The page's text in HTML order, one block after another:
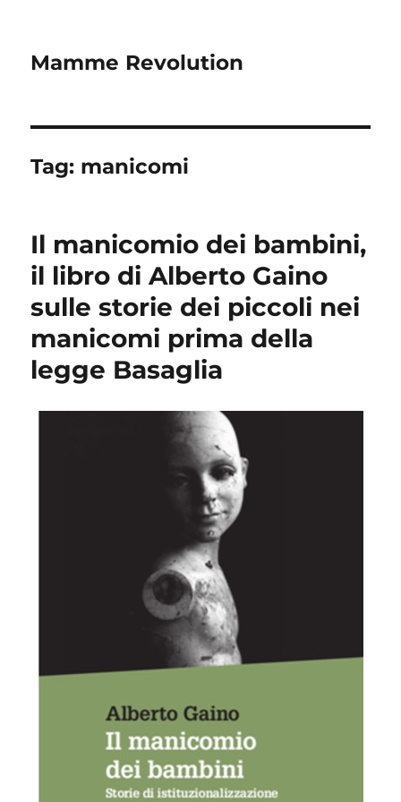
Mamme Revolution
Tag: manicomi
Il manicomio dei bambini,
il libro di Alberto Gaino
sulle storie dei piccoli nei
manicomi prima della
legge Basaglia